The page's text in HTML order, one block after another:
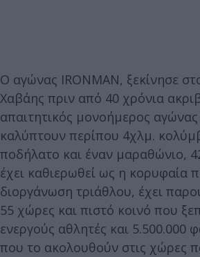
Ο αγώνας IRONMAN, ξεκίνησε
Χαβάης πριν από 40 χρόνια
απαιτητικός μονοήμερος
καλύπτουν περίπου 4χλμ.
ποδήλατο και έναν μαραθώνιο,
έχει καθιερωθεί ως η κορυφαία
διοργάνωση τριάθλου, έχει
55 χώρες και πιστό κοινό που
ενεργούς αθλητές και 5.500.000
που το ακολουθούν στις χώρες